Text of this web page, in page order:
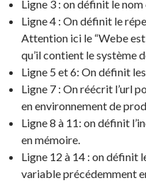
Ligne 3 : on définit le nom
Ligne 4 : On définit le
Attention ici le “Webe
qu’il contient le système
Ligne 5 et 6: On définit
Ligne 7 : On réécrit l’url
en environnement de
Ligne 8 à 11: on définit
en mémoire.
Ligne 12 à 14 : on définit
variable précédemment